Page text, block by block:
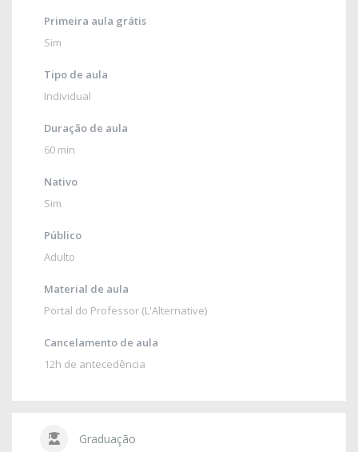
Primeira aula grátis
Sim
Tipo de aula
Individual
Duração de aula
60 min
Nativo
Sim
Público
Adulto
Material de aula
Portal do Professor (L'Alternative)
Cancelamento de aula
12h de antecedência
Graduação